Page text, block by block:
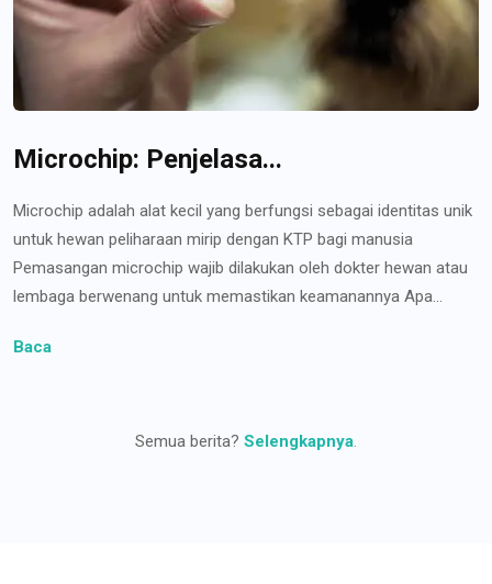
Microchip: Penjelasa...
Microchip adalah alat kecil yang berfungsi sebagai identitas unik
untuk hewan peliharaan mirip dengan KTP bagi manusia
Pemasangan microchip wajib dilakukan oleh dokter hewan atau
lembaga berwenang untuk memastikan keamanannya Apa...
Baca
Semua berita? Selengkapnya